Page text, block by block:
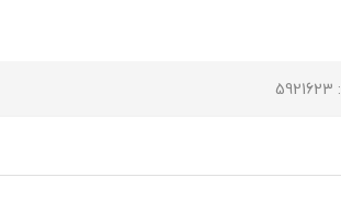
: 5921623